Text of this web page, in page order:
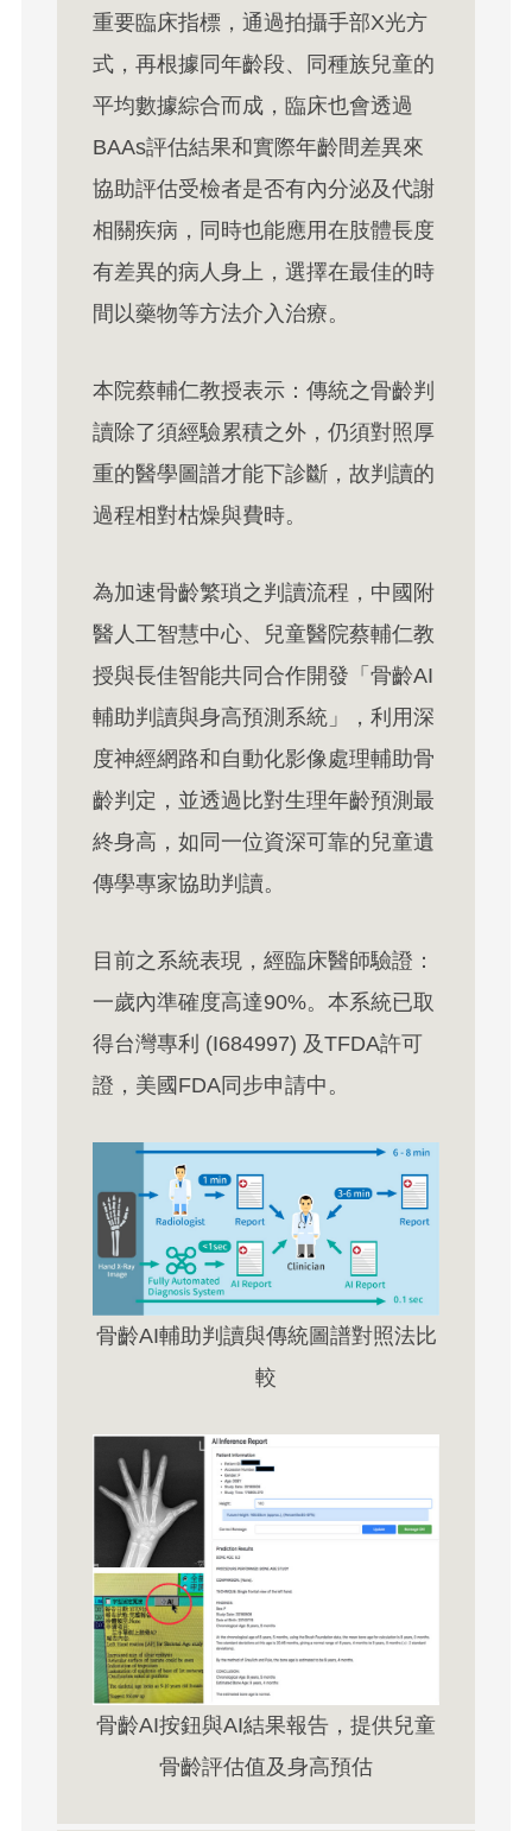
重要臨床指標，通過拍攝手部X光方
式，再根據同年齡段、同種族兒童的
平均數據綜合而成，臨床也會透過
BAAs評估結果和實際年齡間差異來
協助評估受檢者是否有內分泌及代謝
相關疾病，同時也能應用在肢體長度
有差異的病人身上，選擇在最佳的時
間以藥物等方法介入治療。
本院蔡輔仁教授表示：傳統之骨齡判
讀除了須經驗累積之外，仍須對照厚
重的醫學圖譜才能下診斷，故判讀的
過程相對枯燥與費時。
為加速骨齡繁瑣之判讀流程，中國附
醫人工智慧中心、兒童醫院蔡輔仁教
授與長佳智能共同合作開發「骨齡AI
輔助判讀與身高預測系統」，利用深
度神經網路和自動化影像處理輔助骨
齡判定，並透過比對生理年齡預測最
終身高，如同一位資深可靠的兒童遺
傳學專家協助判讀。
目前之系統表現，經臨床醫師驗證：
一歲內準確度高達90%。本系統已取
得台灣專利 (I684997) 及TFDA許可
證，美國FDA同步申請中。
骨齡AI輔助判讀與傳統圖譜對照法比
較
骨齡AI按鈕與AI結果報告，提供兒童
骨齡評估值及身高預估